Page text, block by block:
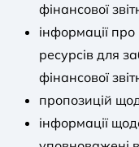
фінансової
інформації
ресурсів для
фінансової
пропозицій
інформації